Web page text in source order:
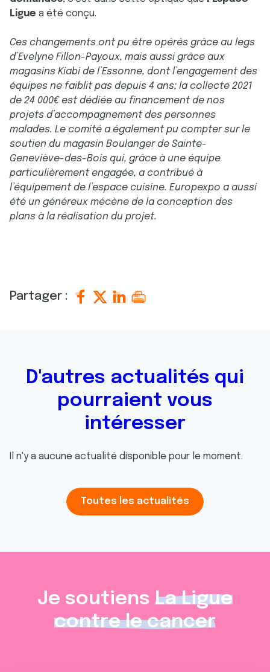
Ligue a été conçu.
Ces changements ont pu être opérés grâce au legs
d’Evelyne Fillon-Payoux, mais aussi grâce aux
magasins Kiabi de l’Essonne, dont l’engagement des
équipes ne faiblit pas depuis 4 ans; la collecte 2021
de 24 000€ est dédiée au financement de nos
projets d’accompagnement des personnes
malades. Le comité a également pu compter sur le
soutien du magasin Boulanger de Sainte-
Geneviève-des-Bois qui, grâce à une équipe
particulièrement engagée, a contribué à
l’équipement de l’espace cuisine. Europexpo a aussi
été un généreux mécène de la conception des
plans à la réalisation du projet.
Partager :
D'autres actualités qui
pourraient vous
intéresser
Il n'y a aucune actualité disponible pour le moment.
Toutes les actualités
Je soutiens La Ligue
contre le cancer